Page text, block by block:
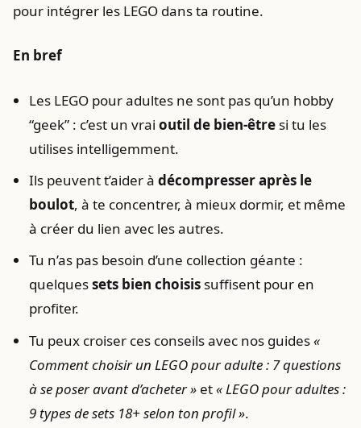
pour intégrer les LEGO dans ta routine.
En bref
Les LEGO pour adultes ne sont pas qu’un hobby
“geek” : c’est un vraioutil de bien-être si tu les
utilises intelligemment.
Ils peuvent t’aider àdécompresser après le
boulot, à te concentrer, à mieux dormir, et même
à créer du lien avec les autres.
Tu n’as pas besoin d’une collection géante :
quelquessets bien choisis suffisent pour en
profiter.
Tu peux croiser ces conseils avec nos guides«
Comment choisir un LEGO pour adulte : 7 questions
à se poser avant d’acheter » et« LEGO pour adultes :
9 types de sets 18+ selon ton profil ».